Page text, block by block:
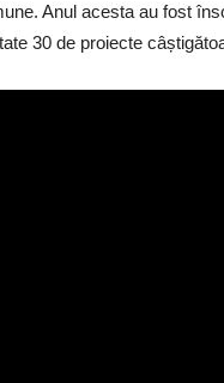
Anul acesta au fost
30 de proiecte